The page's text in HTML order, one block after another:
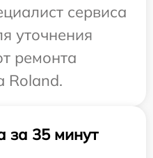
сервиса
уточнения
ремонта
Roland.
за 35 минут